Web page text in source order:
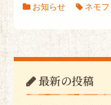
お知らせ ネモ
最新の投稿